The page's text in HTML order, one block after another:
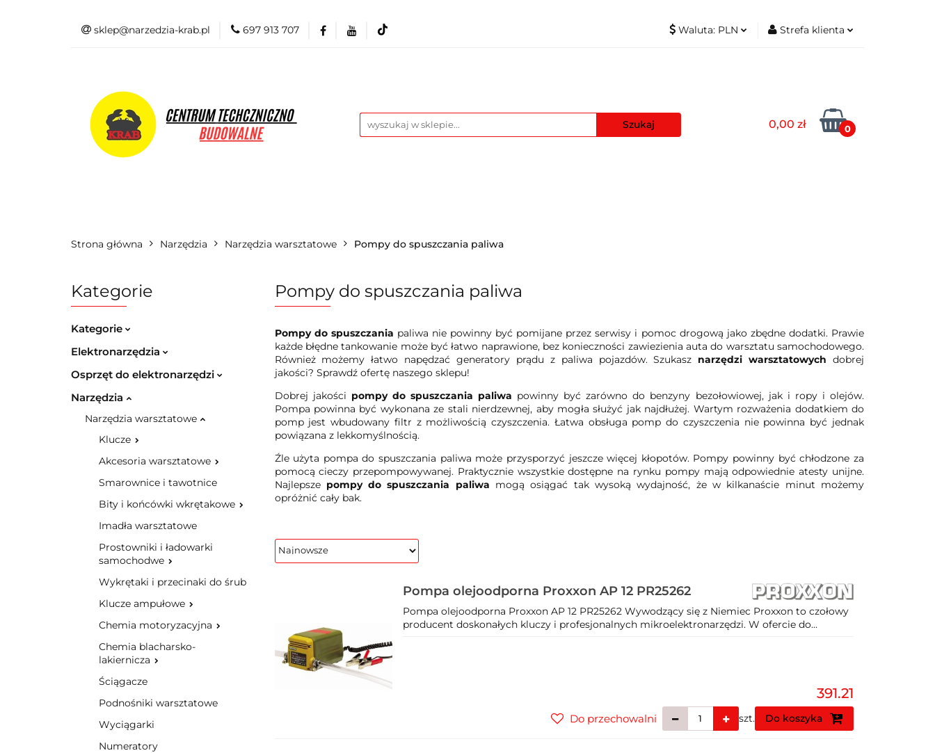
sklep@narzedzia-krab.pl 697 913 707 Waluta: PLN Strefa klienta
Dodaj zgłoszenie
Zgody cookies
0,00 zł 0
Elektronarzędzia Akcesoria i osprzęt
Strona główna Narzędzia Narzędzia warsztatowe Pompy do spuszczania paliwa
Kategorie
Kategorie
Elektronarzędzia
Osprzęt do elektronarzędzi
Narzędzia
Narzędzia warsztatowe
Klucze
Akcesoria warsztatowe
Smarownice i tawotnice
Bity i końcówki wkrętakowe
Imadła warsztatowe
Prostowniki i ładowarki
samochodwe
Wykrętaki i przecinaki do śrub
Klucze ampułowe
Chemia motoryzacyjna
Chemia blacharsko-
lakiernicza
Ściągacze
Podnośniki warsztatowe
Wyciągarki
Numeratory
Pompy do spuszczania paliwa
Pompy do spuszczania paliwa nie powinny być pomijane przez serwisy i pomoc drogową jako zbędne dodatki. Prawie
każde błędne tankowanie może być łatwo naprawione, bez konieczności zawiezienia auta do warsztatu samochodowego.
Również możemy łatwo napędzać generatory prądu z paliwa pojazdów. Szukasz narzędzi warsztatowych dobrej
jakości? Sprawdź ofertę naszego sklepu!
Dobrej jakości pompy do spuszczania paliwa powinny być zarówno do benzyny bezołowiowej, jak i ropy i olejów.
Pompa powinna być wykonana ze stali nierdzewnej, aby mogła służyć jak najdłużej. Wartym rozważenia dodatkiem do
pomp jest wbudowany filtr z możliwością czyszczenia. Łatwa obsługa pomp do czyszczenia nie powinna być jednak
powiązana z lekkomyślnością.
Źle użyta pompa do spuszczania paliwa może przysporzyć jeszcze więcej kłopotów. Pompy powinny być chłodzone za
pomocą cieczy przepompowywanej. Praktycznie wszystkie dostępne na rynku pompy mają odpowiednie atesty unijne.
Najlepsze pompy do spuszczania paliwa mogą osiągać tak wysoką wydajność, że w kilkanaście minut możemy
opróżnić cały bak.
Pompa olejoodporna Proxxon AP 12 PR25262
Pompa olejoodporna Proxxon AP 12 PR25262 Wywodzący się z Niemiec Proxxon to czołowy
producent doskonałych kluczy i profesjonalnych mikroelektronarzędzi. W ofercie do...
391.21
szt. Do koszyka
Do przechowalni